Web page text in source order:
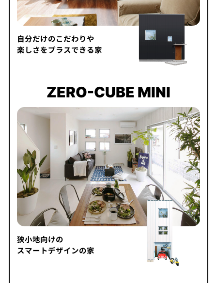
自分だけのこだわりや
楽しさをプラスできる家
ZERO-CUBE MINI
狭小地向けの
スマートデザインの家